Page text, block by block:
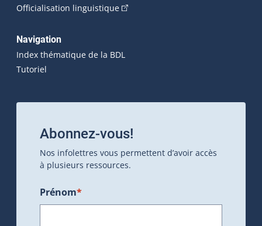
Officialisation linguistique(Cet hyperlien externe s'ouvrira
Navigation
Index thématique de la BDL
Tutoriel
Abonnez-vous!
Nos infolettres vous permettent d’avoir accès
à plusieurs ressources.
Prénom*